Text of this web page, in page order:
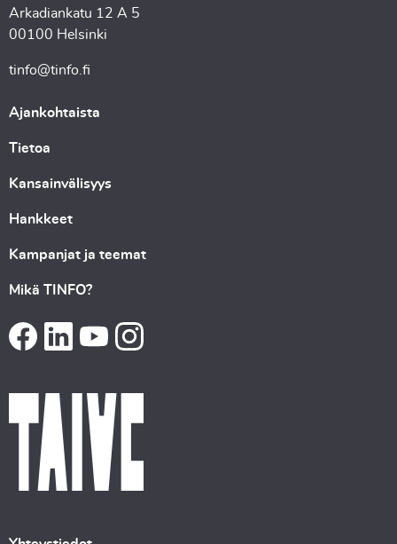
Arkadiankatu 12 A 5
00100 Helsinki
tinfo@tinfo.fi
Ajankohtaista
Tietoa
Kansainvälisyys
Hankkeet
Kampanjat ja teemat
Mikä TINFO?